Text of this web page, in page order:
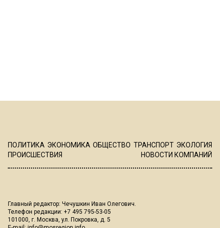
ПОЛИТИКА ЭКОНОМИКА ОБЩЕСТВО ТРАНСПОРТ ЭКОЛОГИЯ
ПРОИСШЕСТВИЯ
НОВОСТИ КОМПАНИЙ
Главный редактор: Чечушкин Иван Олегович.
Телефон редакции: +7 495 795-53-05
101000, г. Москва, ул. Покровка, д. 5